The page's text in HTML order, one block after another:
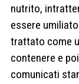
nutrito,
essere
trattato come
contenere e
comunicati